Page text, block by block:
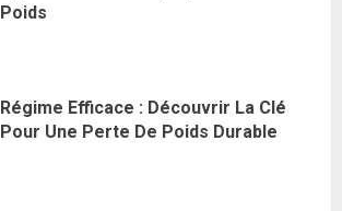
Poids
Régime Efficace : Découvrir La Clé
Pour Une Perte De Poids Durable